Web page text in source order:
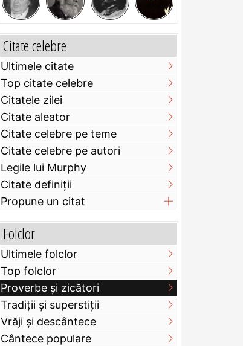
Citate celebre
Ultimele citate
Top citate celebre
Citatele zilei
Citate aleator
Citate celebre pe teme
Citate celebre pe autori
Legile lui Murphy
Citate definiţii
Propune un citat
Folclor
Ultimele folclor
Top folclor
Proverbe și zicători
Tradiții și superstiții
Vrăji și descântece
Cântece populare